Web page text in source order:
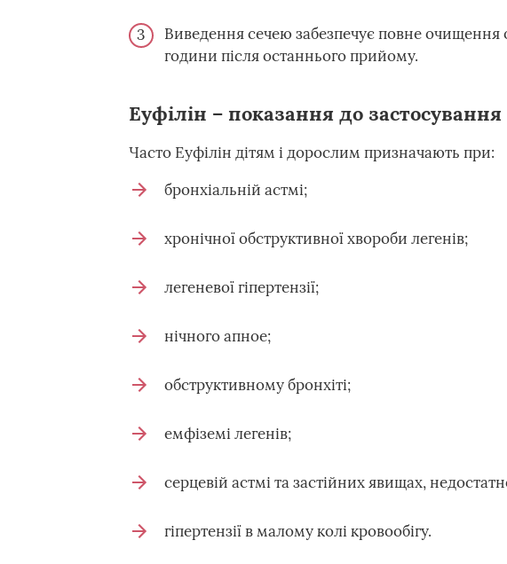
Виведення сечею забезпечує повне очищення
години після останнього прийому.
Еуфілін – показання до застосування
Часто Еуфілін дітям і дорослим призначають при:
бронхіальній астмі;
хронічної обструктивної хвороби легенів;
легеневої гіпертензії;
нічного апное;
обструктивному бронхіті;
емфіземі легенів;
серцевій астмі та застійних явищах,
гіпертензії в малому колі кровообігу.